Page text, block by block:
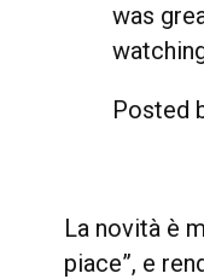
was
Posted
La novità è
piace”, e